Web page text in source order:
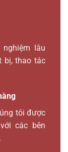
lâu
bị, thao tác
tôi được
các bên